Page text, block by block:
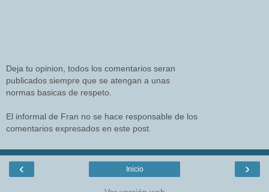
Deja tu opinion, todos los comentarios seran
publicados siempre que se atengan a unas
normas basicas de respeto.
El informal de Fran no se hace responsable de los
comentarios expresados en este post.
‹ ›
Inicio